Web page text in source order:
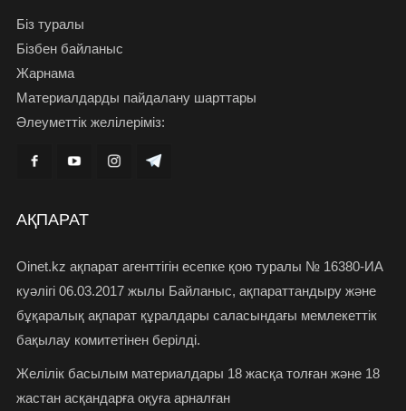
Біз туралы
Бізбен байланыс
Жарнама
Материалдарды пайдалану шарттары
Әлеуметтік желілеріміз:
АҚПАРАТ
Oinet.kz ақпарат агенттігін есепке қою туралы № 16380-ИА
куәлігі 06.03.2017 жылы Байланыс, ақпараттандыру және
бұқаралық ақпарат құралдары саласындағы мемлекеттік
бақылау комитетінен берілді.
Желілік басылым материалдары 18 жасқа толған және 18
жастан асқандарға оқуға арналған